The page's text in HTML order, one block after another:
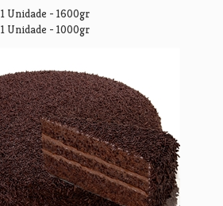
1 Unidade - 1600gr
1 Unidade - 1000gr